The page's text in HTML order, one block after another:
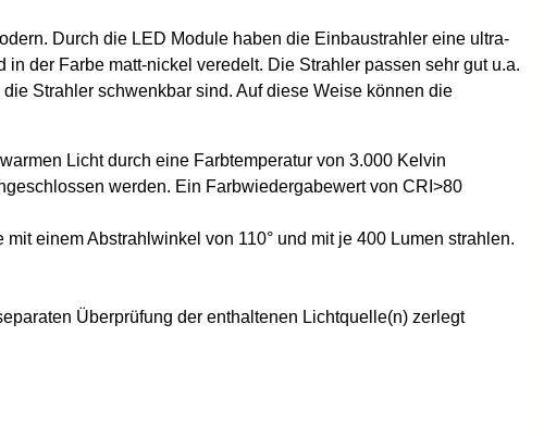
Durch die LED Module haben die Einbaustrahler eine ultra-
der Farbe matt-nickel veredelt. Die Strahler passen sehr gut u.a.
Strahler schwenkbar sind. Auf diese Weise können die
Licht durch eine Farbtemperatur von 3.000 Kelvin
werden. Ein Farbwiedergabewert von CRI>80
einem Abstrahlwinkel von 110° und mit je 400 Lumen strahlen.
Überprüfung der enthaltenen Lichtquelle(n) zerlegt